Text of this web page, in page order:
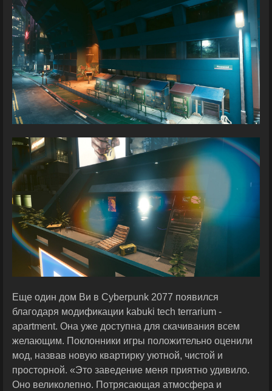
Еще один дом Ви в Cyberpunk 2077 появился
благодаря модификации kabuki tech terrarium -
apartment. Она уже доступна для скачивания всем
желающим. Поклонники игры положительно оценили
мод, назвав новую квартирку уютной, чистой и
просторной. «Это заведение меня приятно удивило.
Оно великолепно. Потрясающая атмосфера и